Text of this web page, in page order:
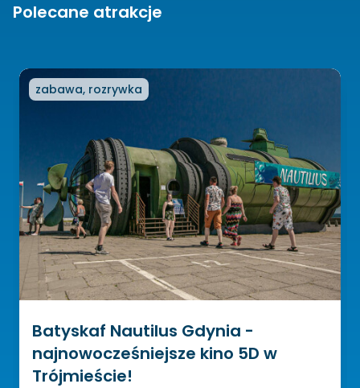
Polecane atrakcje
zabawa, rozrywka
Batyskaf Nautilus Gdynia -
najnowocześniejsze kino 5D w
Trójmieście!